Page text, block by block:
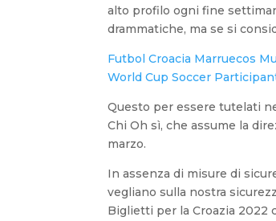
alto profilo ogni fine
drammatiche, ma se si
Futbol Croacia Marruecos
World Cup Soccer
Questo per essere tutelati
Chi Oh sì, che assume la
marzo.
In assenza di misure di
vegliano sulla nostra
Biglietti per la Croazia 2022